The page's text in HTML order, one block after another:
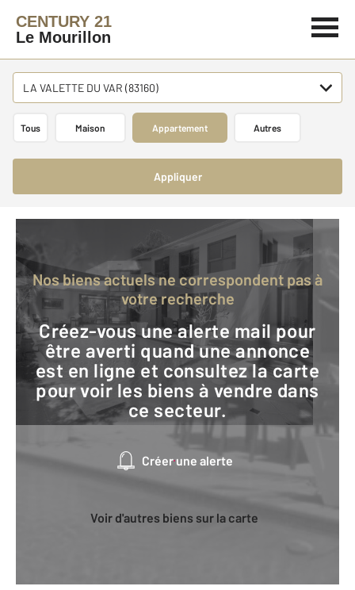
CENTURY 21
Le Mourillon
LA VALETTE DU VAR (83160)
Tous Maison Appartement Autres
Appliquer
Nos biens actuels ne correspondent pas à
votre recherche
Créez-vous une alerte mail pour
être averti quand une annonce
est en ligne et consultez la carte
pour voir les biens à vendre dans
ce secteur.
Créer une alerte
Voir d'autres biens sur la carte